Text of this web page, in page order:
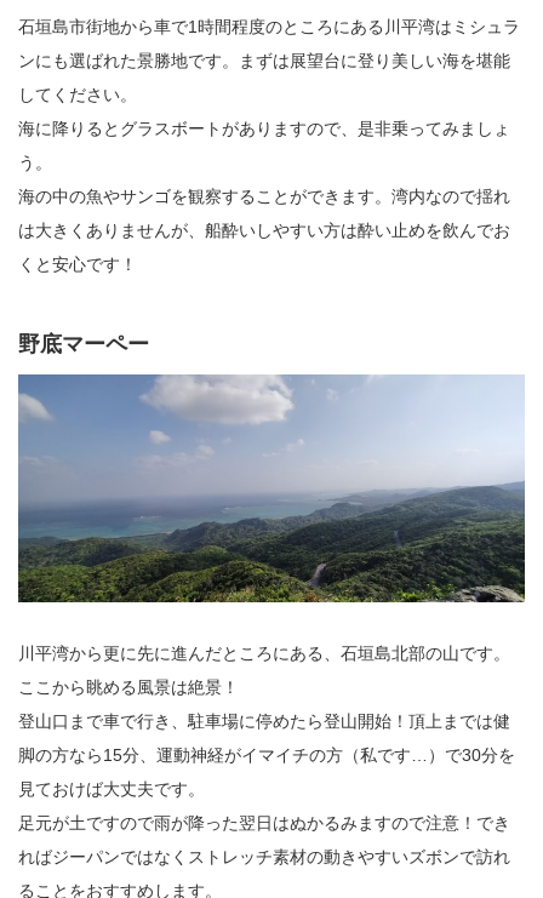
石垣島市街地から車で1時間程度のところにある川平湾はミシュラ
ンにも選ばれた景勝地です。まずは展望台に登り美しい海を堪能
してください。
海に降りるとグラスボートがありますので、是非乗ってみましょ
う。
海の中の魚やサンゴを観察することができます。湾内なので揺れ
は大きくありませんが、船酔いしやすい方は酔い止めを飲んでお
くと安心です！
野底マーペー
川平湾から更に先に進んだところにある、石垣島北部の山です。
ここから眺める風景は絶景！
登山口まで車で行き、駐車場に停めたら登山開始！頂上までは健
脚の方なら15分、運動神経がイマイチの方（私です…）で30分を
見ておけば大丈夫です。
足元が土ですので雨が降った翌日はぬかるみますので注意！でき
ればジーパンではなくストレッチ素材の動きやすいズボンで訪れ
ることをおすすめします。